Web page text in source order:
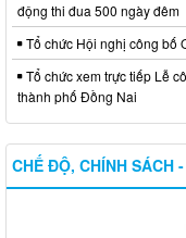
động thi đua 500 ngày đêm
Tổ chức Hội nghị công bố
Tổ chức xem trực tiếp Lễ
thành phố Đồng Nai
CHẾ ĐỘ, CHÍNH SÁCH